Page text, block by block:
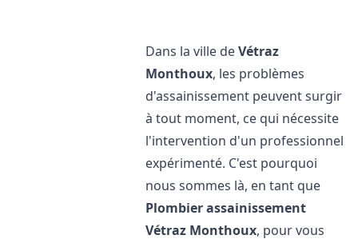
Dans la ville deVétraz
Monthoux, les problèmes
d'assainissement peuvent surgir
à tout moment, ce qui nécessite
l'intervention d'un professionnel
expérimenté. C'est pourquoi
nous sommes là, en tant que
Plombier assainissement
Vétraz Monthoux, pour vous